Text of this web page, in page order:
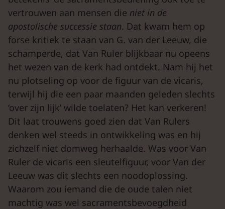
vertrouwen aan mensen die niet in de
apostolische successie staan. Dat kwam hem op
forse kritiek te staan van G. van der Leeuw, die
schamperde, dat Van Ruler blijkbaar nu opeens
het wezen van de kerk had ontdekt. Nam hij het
nu plotseling op voor de figuur van de vicaris,
terwijl hij die een paar maanden geleden slechts
‘over zijn lijk’ wilde toelaten? Het kan verkeren!
Dit laat trouwens goed zien dat Van Rulers
denken wel steeds in ontwikkeling was en hij
zichzelf niet domweg herhaalde. Was voor Van
Ruler de vicaris een sleutelfiguur, voor Van der
Leeuw was dit slechts een noodoplossing.
Waarom zou iemand die de oude talen niet
machtig was wel sacramentsbevoegdheid